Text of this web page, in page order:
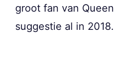
groot fan van
suggestie al in 2018.